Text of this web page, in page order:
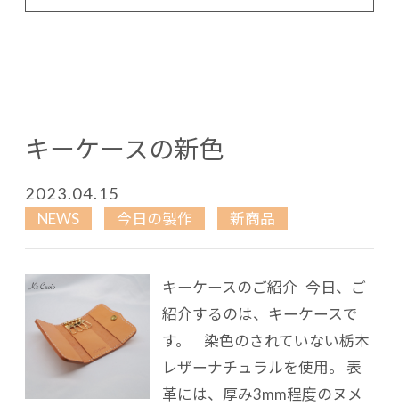
キーケースの新色
2023.04.15
NEWS 今日の製作 新商品
キーケースのご紹介 今日、ご
紹介するのは、キーケースで
す。 染色のされていない栃木
レザーナチュラルを使用。 表
革には、厚み3mm程度のヌメ